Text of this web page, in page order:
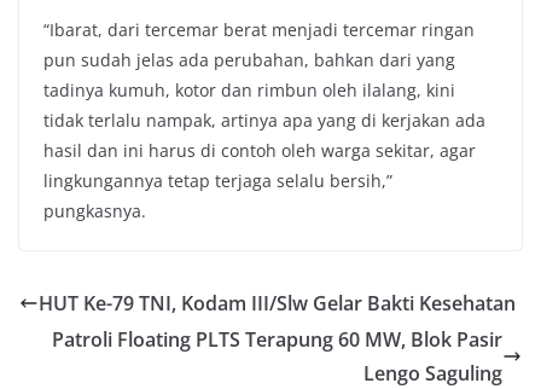
“Ibarat, dari tercemar berat menjadi tercemar ringan
pun sudah jelas ada perubahan, bahkan dari yang
tadinya kumuh, kotor dan rimbun oleh ilalang, kini
tidak terlalu nampak, artinya apa yang di kerjakan ada
hasil dan ini harus di contoh oleh warga sekitar, agar
lingkungannya tetap terjaga selalu bersih,”
pungkasnya.
HUT Ke-79 TNI, Kodam III/Slw Gelar Bakti Kesehatan
Patroli Floating PLTS Terapung 60 MW, Blok Pasir
Lengo Saguling